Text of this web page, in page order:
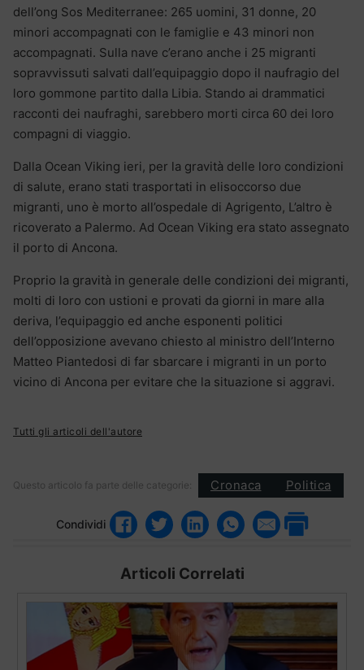
dell’ong Sos Mediterranee: 265 uomini, 31 donne, 20
minori accompagnati con le famiglie e 43 minori non
accompagnati. Sulla nave c’erano anche i 25 migranti
sopravvissuti salvati dall’equipaggio dopo il naufragio del
loro gommone partito dalla Libia. Stando ai drammatici
racconti dei naufraghi, sarebbero morti circa 60 dei loro
compagni di viaggio.
Dalla Ocean Viking ieri, per la gravità delle loro condizioni
di salute, erano stati trasportati in elisoccorso due
migranti, uno è morto all’ospedale di Agrigento, L’altro è
ricoverato a Palermo. Ad Ocean Viking era stato assegnato
il porto di Ancona.
Proprio la gravità in generale delle condizioni dei migranti,
molti di loro con ustioni e provati da giorni in mare alla
deriva, l’equipaggio ed anche esponenti politici
dell’opposizione avevano chiesto al ministro dell’Interno
Matteo Piantedosi di far sbarcare i migranti in un porto
vicino di Ancona per evitare che la situazione si aggravi.
Tutti gli articoli dell'autore
Questo articolo fa parte delle categorie: Cronaca Politica
Condividi
Articoli Correlati